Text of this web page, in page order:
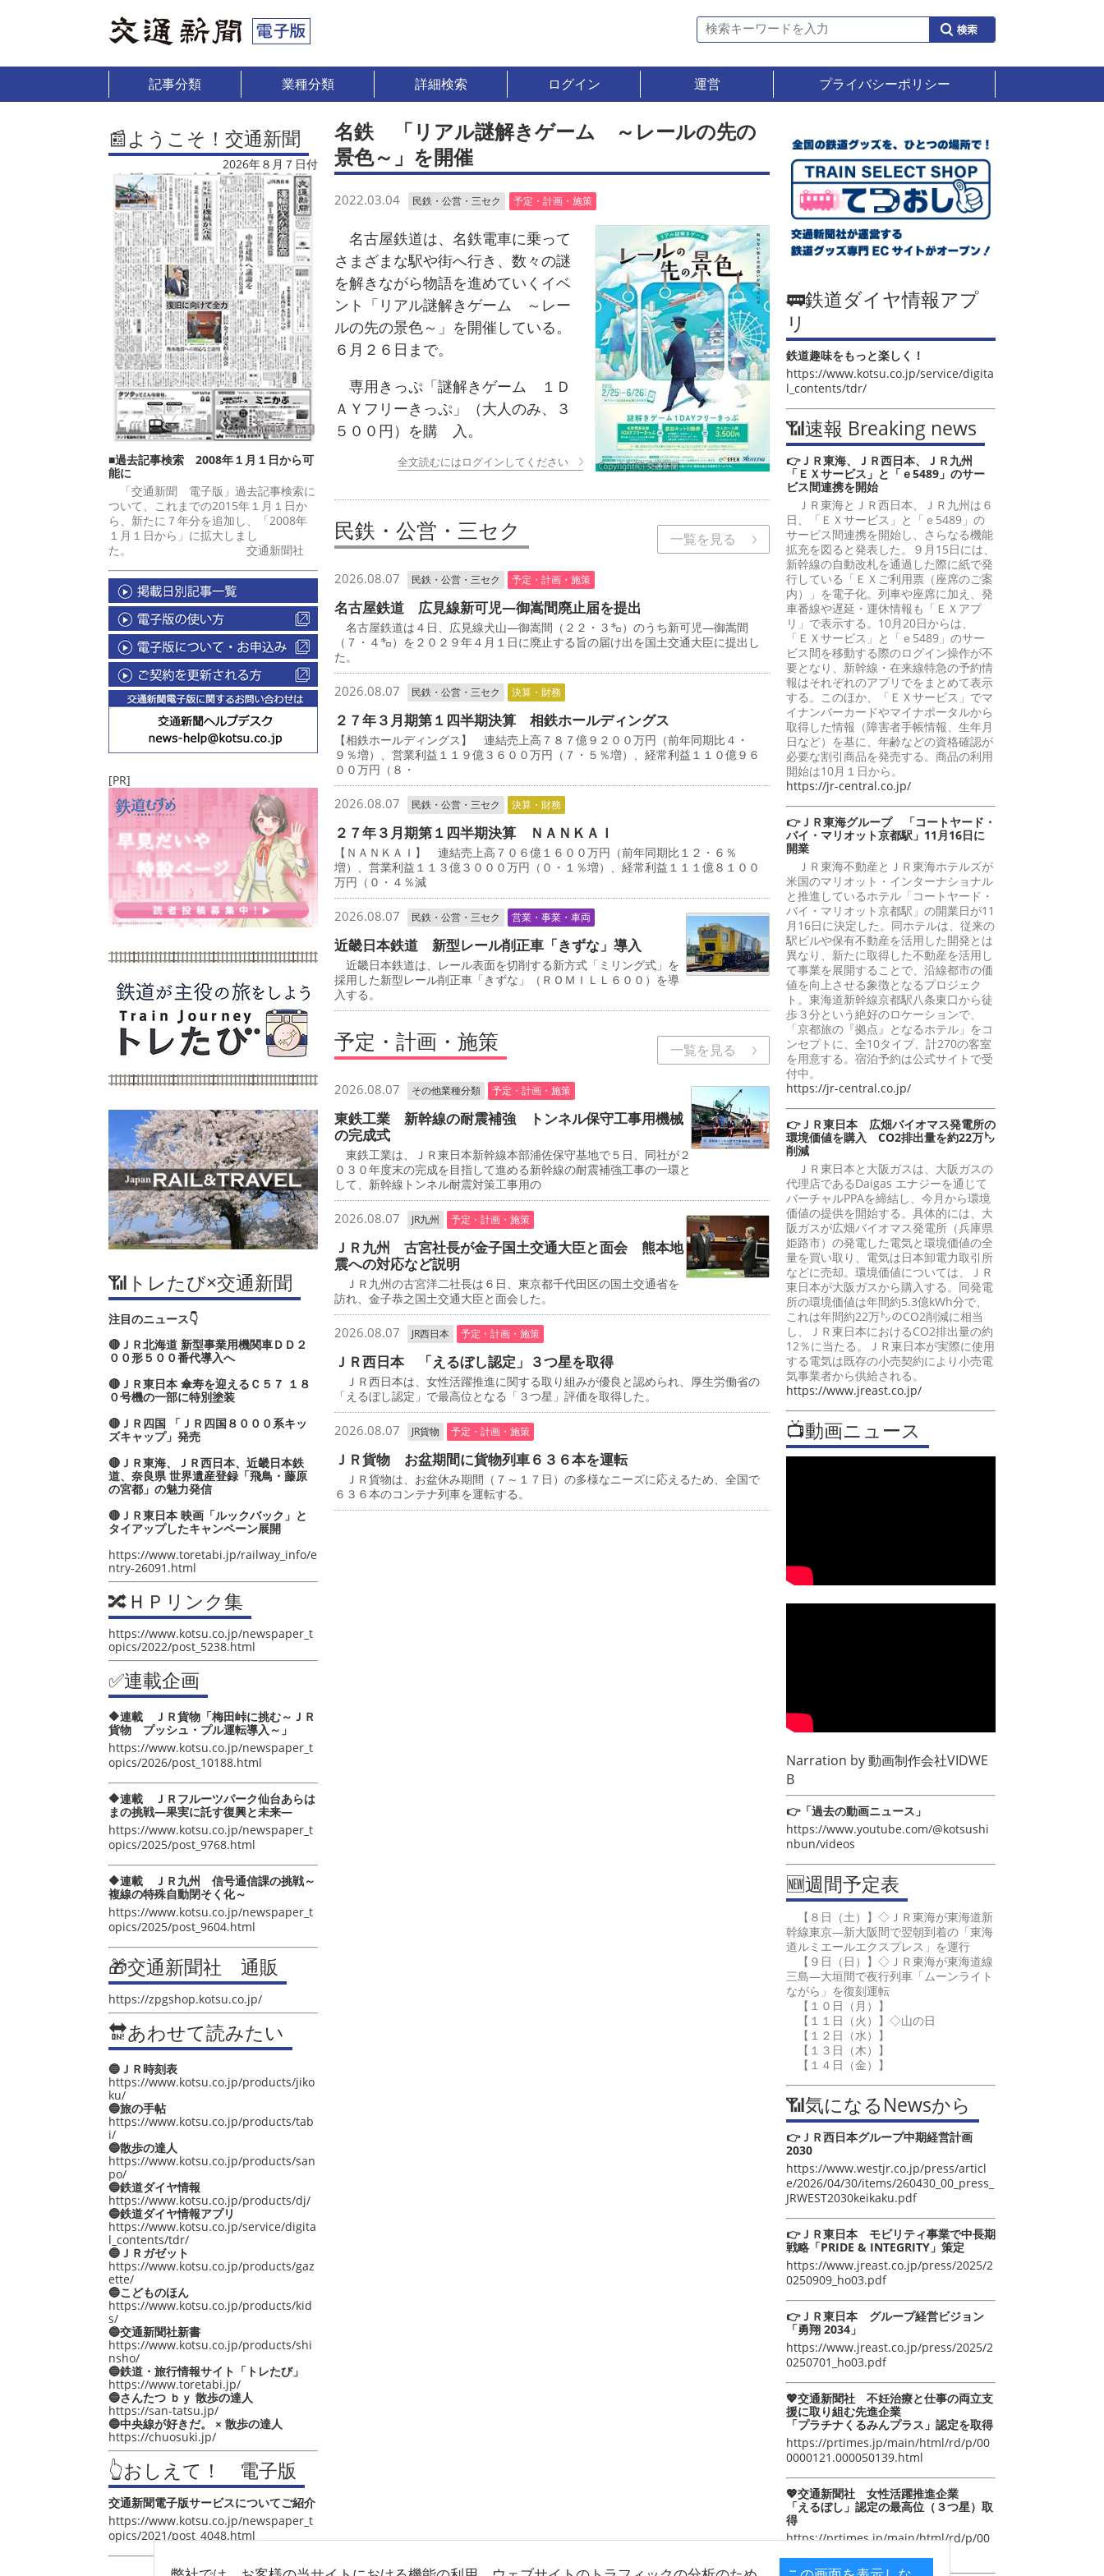
記事分類 業種分類 詳細検索 ログイン 運営 プライバシーポリシー
📰ようこそ！交通新聞
2026年８月７日付
■過去記事検索 2008年１月１日から可
能に
「交通新聞 電子版」過去記事検索に
ついて、これまでの2015年１月１日か
ら、新たに７年分を追加し、「2008年
１月１日から」に拡大しまし
た。 交通新聞社
[PR]
📶トレたび×交通新聞
注目のニュース👇
🔴ＪＲ北海道 新型事業用機関車ＤＤ２
００形５００番代導入へ
🔴ＪＲ東日本 傘寿を迎えるＣ５７ １８
０号機の一部に特別塗装
🔴ＪＲ四国 「ＪＲ四国８０００系キッ
ズキャップ」発売
🔴ＪＲ東海、ＪＲ西日本、近畿日本鉄
道、奈良県 世界遺産登録「飛鳥・藤原
の宮都」の魅力発信
🔴ＪＲ東日本 映画「ルックバック」と
タイアップしたキャンペーン展開
https://www.toretabi.jp/railway_info/e
ntry-26091.html
🔀ＨＰリンク集
https://www.kotsu.co.jp/newspaper_t
opics/2022/post_5238.html
✅連載企画
🔶連載 ＪＲ貨物「梅田峠に挑む～ＪＲ
貨物 プッシュ・プル運転導入～」
https://www.kotsu.co.jp/newspaper_t
opics/2026/post_10188.html
🔶連載 ＪＲフルーツパーク仙台あらは
まの挑戦―果実に託す復興と未来―
https://www.kotsu.co.jp/newspaper_t
opics/2025/post_9768.html
🔶連載 ＪＲ九州 信号通信課の挑戦～
複線の特殊自動閉そく化～
https://www.kotsu.co.jp/newspaper_t
opics/2025/post_9604.html
🎁交通新聞社 通販
https://zpgshop.kotsu.co.jp/
🔛あわせて読みたい
🔵ＪＲ時刻表
https://www.kotsu.co.jp/products/jiko
ku/
🔵旅の手帖
https://www.kotsu.co.jp/products/tab
i/
🔵散歩の達人
https://www.kotsu.co.jp/products/san
po/
🔵鉄道ダイヤ情報
https://www.kotsu.co.jp/products/dj/
🔵鉄道ダイヤ情報アプリ
https://www.kotsu.co.jp/service/digita
l_contents/tdr/
🔵ＪＲガゼット
https://www.kotsu.co.jp/products/gaz
ette/
🔵こどものほん
https://www.kotsu.co.jp/products/kid
s/
🔵交通新聞社新書
https://www.kotsu.co.jp/products/shi
nsho/
🔵鉄道・旅行情報サイト「トレたび」
https://www.toretabi.jp/
🔵さんたつ ｂｙ 散歩の達人
https://san-tatsu.jp/
🔵中央線が好きだ。 × 散歩の達人
https://chuosuki.jp/
👆おしえて！ 電子版
交通新聞電子版サービスについてご紹介
https://www.kotsu.co.jp/newspaper_t
opics/2021/post_4048.html
名鉄 「リアル謎解きゲーム ～レールの先の
景色～」を開催
2022.03.04 民鉄・公営・三セク 予定・計画・施策
名古屋鉄道は、名鉄電車に乗って
さまざまな駅や街へ行き、数々の謎
を解きながら物語を進めていくイベ
ント「リアル謎解きゲーム ～レー
ルの先の景色～」を開催している。
６月２６日まで。
専用きっぷ「謎解きゲーム １Ｄ
ＡＹフリーきっぷ」（大人のみ、３
５００円）を購 入。
全文読むにはログインしてください
民鉄・公営・三セク 一覧を見る
2026.08.07 民鉄・公営・三セク 予定・計画・施策
名古屋鉄道 広見線新可児―御嵩間廃止届を提出
名古屋鉄道は４日、広見線犬山―御嵩間（２２・３㌔）のうち新可児―御嵩間
（７・４㌔）を２０２９年４月１日に廃止する旨の届け出を国土交通大臣に提出し
た。
2026.08.07 民鉄・公営・三セク 決算・財務
２７年３月期第１四半期決算 相鉄ホールディングス
【相鉄ホールディングス】 連結売上高７８７億９２００万円（前年同期比４・
９％増）、営業利益１１９億３６００万円（７・５％増）、経常利益１１０億９６
００万円（８・
2026.08.07 民鉄・公営・三セク 決算・財務
２７年３月期第１四半期決算 ＮＡＮＫＡＩ
【ＮＡＮＫＡＩ】 連結売上高７０６億１６００万円（前年同期比１２・６％
増）、営業利益１１３億３０００万円（０・１％増）、経常利益１１１億８１００
万円（０・４％減
2026.08.07 民鉄・公営・三セク 営業・事業・車両
近畿日本鉄道 新型レール削正車「きずな」導入
近畿日本鉄道は、レール表面を切削する新方式「ミリング式」を
採用した新型レール削正車「きずな」（ＲＯＭＩＬＬ６００）を導
入する。
予定・計画・施策 一覧を見る
2026.08.07 その他業種分類 予定・計画・施策
東鉄工業 新幹線の耐震補強 トンネル保守工事用機械
の完成式
東鉄工業は、ＪＲ東日本新幹線本部浦佐保守基地で５日、同社が２
０３０年度末の完成を目指して進める新幹線の耐震補強工事の一環と
して、新幹線トンネル耐震対策工事用の
2026.08.07 JR九州 予定・計画・施策
ＪＲ九州 古宮社長が金子国土交通大臣と面会 熊本地
震への対応など説明
ＪＲ九州の古宮洋二社長は６日、東京都千代田区の国土交通省を
訪れ、金子恭之国土交通大臣と面会した。
2026.08.07 JR西日本 予定・計画・施策
ＪＲ西日本 「えるぼし認定」３つ星を取得
ＪＲ西日本は、女性活躍推進に関する取り組みが優良と認められ、厚生労働省の
「えるぼし認定」で最高位となる「３つ星」評価を取得した。
2026.08.07 JR貨物 予定・計画・施策
ＪＲ貨物 お盆期間に貨物列車６３６本を運転
ＪＲ貨物は、お盆休み期間（７～１７日）の多様なニーズに応えるため、全国で
６３６本のコンテナ列車を運転する。
🚃鉄道ダイヤ情報アプ
リ
鉄道趣味をもっと楽しく！
https://www.kotsu.co.jp/service/digita
l_contents/tdr/
📶速報 Breaking news
👉ＪＲ東海、ＪＲ西日本、ＪＲ九州
「ＥＸサービス」と「ｅ5489」のサー
ビス間連携を開始
ＪＲ東海とＪＲ西日本、ＪＲ九州は６
日、「ＥＸサービス」と「ｅ5489」の
サービス間連携を開始し、さらなる機能
拡充を図ると発表した。９月15日には、
新幹線の自動改札を通過した際に紙で発
行している「ＥＸご利用票（座席のご案
内）」を電子化。列車や座席に加え、発
車番線や遅延・運休情報も「ＥＸアプ
リ」で表示する。10月20日からは、
「ＥＸサービス」と「ｅ5489」のサー
ビス間を移動する際のログイン操作が不
要となり、新幹線・在来線特急の予約情
報はそれぞれのアプリでをまとめて表示
する。このほか、「ＥＸサービス」でマ
イナンバーカードやマイナポータルから
取得した情報（障害者手帳情報、生年月
日など）を基に、年齢などの資格確認が
必要な割引商品を発売する。商品の利用
開始は10月１日から。
https://jr-central.co.jp/
👉ＪＲ東海グループ 「コートヤード・
バイ・マリオット京都駅」11月16日に
開業
ＪＲ東海不動産とＪＲ東海ホテルズが
米国のマリオット・インターナショナル
と推進しているホテル「コートヤード・
バイ・マリオット京都駅」の開業日が11
月16日に決定した。同ホテルは、従来の
駅ビルや保有不動産を活用した開発とは
異なり、新たに取得した不動産を活用し
て事業を展開することで、沿線都市の価
値を向上させる象徴となるプロジェク
ト。東海道新幹線京都駅八条東口から徒
歩３分という絶好のロケーションで、
「京都旅の『拠点』となるホテル」をコ
ンセプトに、全10タイプ、計270の客室
を用意する。宿泊予約は公式サイトで受
付中。
https://jr-central.co.jp/
👉ＪＲ東日本 広畑バイオマス発電所の
環境価値を購入 CO2排出量を約22万㌧
削減
ＪＲ東日本と大阪ガスは、大阪ガスの
代理店であるDaigas エナジーを通じて
バーチャルPPAを締結し、今月から環境
価値の提供を開始する。具体的には、大
阪ガスが広畑バイオマス発電所（兵庫県
姫路市）の発電した電気と環境価値の全
量を買い取り、電気は日本卸電力取引所
などに売却。環境価値については、ＪＲ
東日本が大阪ガスから購入する。同発電
所の環境価値は年間約5.3億kWh分で、
これは年間約22万㌧のCO2削減に相当
し、ＪＲ東日本におけるCO2排出量の約
12％に当たる。ＪＲ東日本が実際に使用
する電気は既存の小売契約により小売電
気事業者から供給される。
https://www.jreast.co.jp/
📺動画ニュース
Narration by動画制作会社VIDWE
B
👉「過去の動画ニュース」
https://www.youtube.com/@kotsushi
nbun/videos
🆕週間予定表
【８日（土）】◇ＪＲ東海が東海道新
幹線東京―新大阪間で翌朝到着の「東海
道ルミエールエクスプレス」を運行
【９日（日）】◇ＪＲ東海が東海道線
三島―大垣間で夜行列車「ムーンライト
ながら」を復刻運転
【１０日（月）】
【１１日（火）】◇山の日
【１２日（水）】
【１３日（木）】
【１４日（金）】
📶気になるNewsから
👉ＪＲ西日本グループ中期経営計画
2030
https://www.westjr.co.jp/press/articl
e/2026/04/30/items/260430_00_press_
JRWEST2030keikaku.pdf
👉ＪＲ東日本 モビリティ事業で中長期
戦略「PRIDE & INTEGRITY」策定
https://www.jreast.co.jp/press/2025/2
0250909_ho03.pdf
👉ＪＲ東日本 グループ経営ビジョン
「勇翔 2034」
https://www.jreast.co.jp/press/2025/2
0250701_ho03.pdf
💖交通新聞社 不妊治療と仕事の両立支
援に取り組む先進企業
「プラチナくるみんプラス」認定を取得
https://prtimes.jp/main/html/rd/p/00
0000121.000050139.html
💖交通新聞社 女性活躍推進企業
「えるぼし」認定の最高位（３つ星）取
得
https://prtimes.jp/main/html/rd/p/00